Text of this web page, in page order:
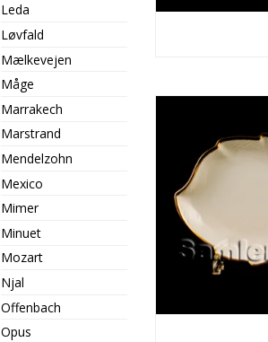
Leda
Løvfald
Mælkevejen
Måge
Marrakech
Marstrand
Mendelzohn
Mexico
Mimer
Minuet
Mozart
Njal
Offenbach
Opus